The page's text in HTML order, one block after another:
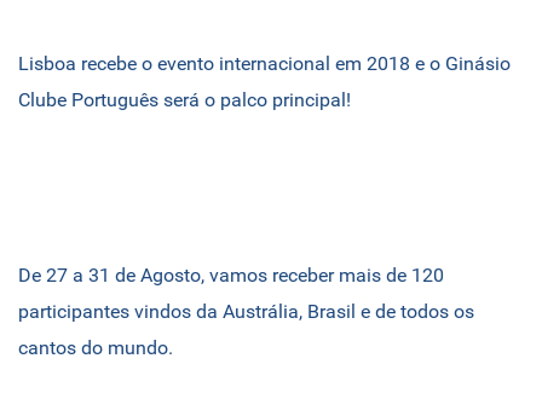
Lisboa recebe o evento internacional em 2018 e o Ginásio
Clube Português será o palco principal!
De 27 a 31 de Agosto, vamos receber mais de 120
participantes vindos da Austrália, Brasil e de todos os
cantos do mundo.